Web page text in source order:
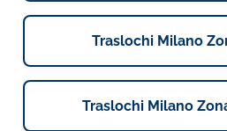
Traslochi Milano
Traslochi Milano